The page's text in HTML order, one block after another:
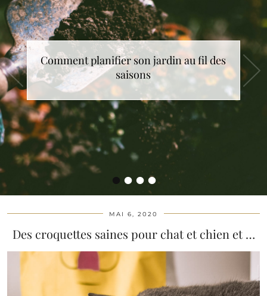
••••
Comment planifier son jardin au fil des
saisons
MAI 6, 2020
Des croquettes saines pour chat et chien et …